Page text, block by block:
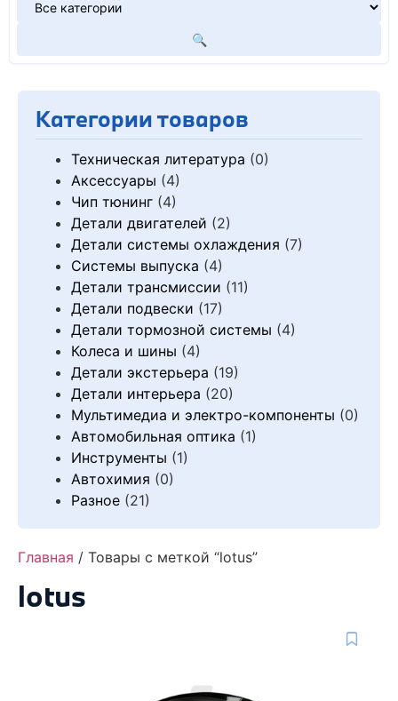
🔍
Категории товаров
Техническая литература (0)
Аксессуары (4)
Чип тюнинг (4)
Детали двигателей (2)
Детали системы охлаждения (7)
Системы выпуска (4)
Детали трансмиссии (11)
Детали подвески (17)
Детали тормозной системы (4)
Колеса и шины (4)
Детали экстерьера (19)
Детали интерьера (20)
Мультимедиа и электро-компоненты (0)
Автомобильная оптика (1)
Инструменты (1)
Автохимия (0)
Разное (21)
Главная / Товары с меткой “lotus”
lotus